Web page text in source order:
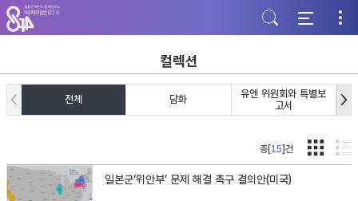
주
메
뉴
가
기
본
문
바
기
하
단
바
기
컬렉션
전체 담화
유엔 위원회와 특별보
고서
총[15]건
일본군‘위안부’ 문제 해결 촉구 결의안(미국)